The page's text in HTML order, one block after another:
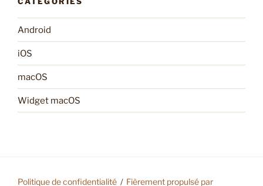
Android
iOS
macOS
Widget macOS
Politique de confidentialité Fièrement propulsé par